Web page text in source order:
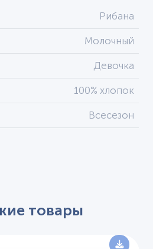
Рибана
Молочный
Девочка
100% хлопок
Всесезон
товары